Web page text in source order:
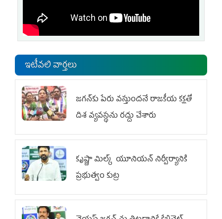
ఇటీవలి వార్తలు
జగన్‌కు పేరు వస్తుందనే రాజకీయ కక్షతో
దిశ వ్య‌వ‌స్థ‌ను రద్దు చేశారు
కృష్ణా మిల్క్‌ యూనియన్‌ నిర్వీర్యానికి
ప్రభుత్వం కుట్ర